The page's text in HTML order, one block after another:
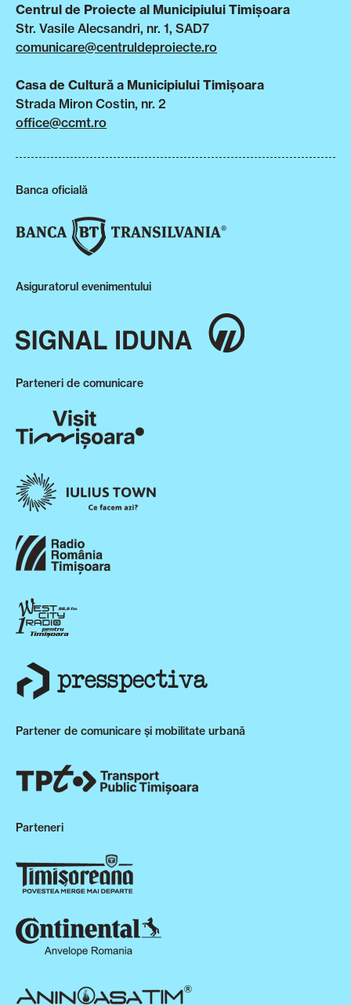
Centrul de Proiecte al Municipiului Timișoara
Str. Vasile Alecsandri, nr. 1, SAD7
comunicare@centruldeproiecte.ro
Casa de Cultură a Municipiului Timișoara
Strada Miron Costin, nr. 2
office@ccmt.ro
Banca oficială
Asiguratorul evenimentului
Parteneri de comunicare
Partener de comunicare și mobilitate urbană
Parteneri